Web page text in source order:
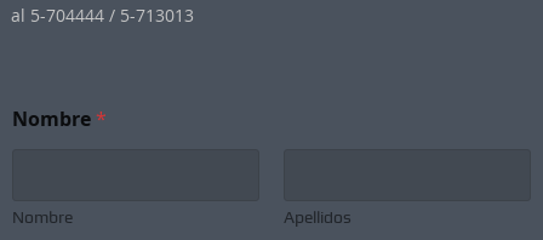
al 5-704444 / 5-713013
S
c
Nombre*
Nombre Apellidos